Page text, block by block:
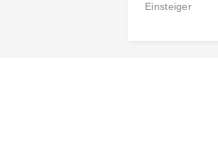
Einsteiger